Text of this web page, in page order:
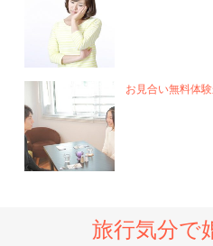
お見合い無料体
旅行気分で